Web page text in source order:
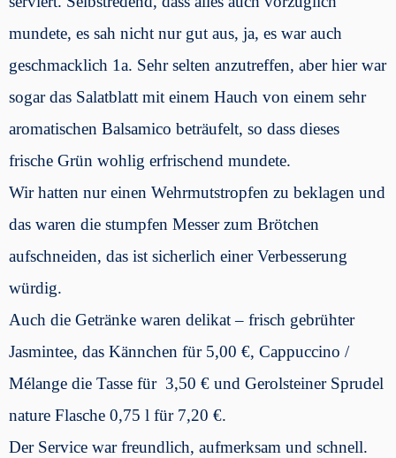
mundete, es sah nicht nur gut aus, ja, es war auch
geschmacklich 1a. Sehr selten anzutreffen, aber hier war
sogar das Salatblatt mit einem Hauch von einem sehr
aromatischen Balsamico beträufelt, so dass dieses
frische Grün wohlig erfrischend mundete.
Wir hatten nur einen Wehrmutstropfen zu beklagen und
das waren die stumpfen Messer zum Brötchen
aufschneiden, das ist sicherlich einer Verbesserung
würdig.
Auch die Getränke waren delikat – frisch gebrühter
Jasmintee, das Kännchen für 5,00 €, Cappuccino /
Mélange die Tasse für 3,50 € und Gerolsteiner Sprudel
nature Flasche 0,75 l für 7,20 €.
Der Service war freundlich, aufmerksam und schnell.